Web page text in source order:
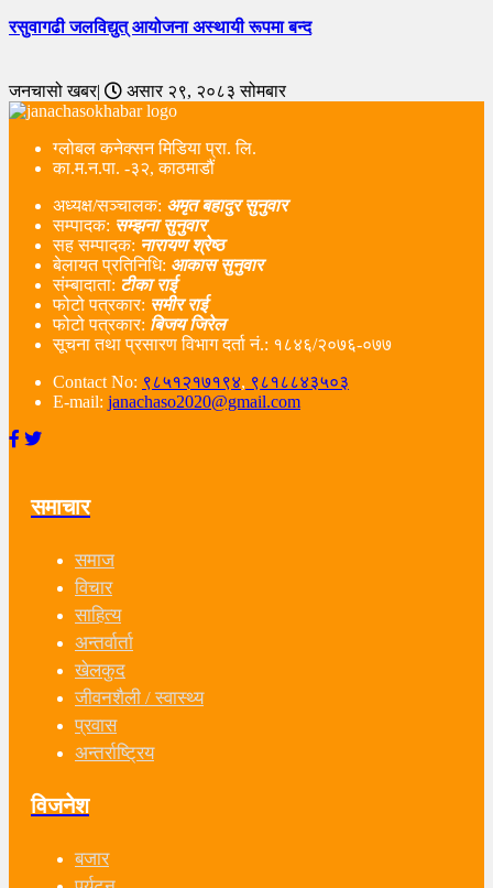
रसुवागढी जलविद्युत् आयोजना अस्थायी रूपमा बन्द
जनचासो खबर| असार २९, २०८३ सोमबार
ग्लोबल कनेक्सन मिडिया प्रा. लि.
का.म.न.पा. -३२, काठमाडौं
अध्यक्ष/सञ्चालक: अमृत बहादुर सुनुवार
सम्पादक: सम्झना सुनुवार
सह सम्पादक: नारायण श्रेष्ठ
बेलायत प्रतिनिधि: आकास सुनुवार
संम्बादाता: टीका राई
फोटो पत्रकार: समीर राई
फोटो पत्रकार: बिजय जिरेल
सूचना तथा प्रसारण विभाग दर्ता नं‌.: १८४६/२०७६-०७७
Contact No: ९८५१२१७१९४, ९८१८८४३५०३
E-mail: janachaso2020@gmail.com
समाचार
समाज
विचार
साहित्य
अन्तर्वार्ता
खेलकुद
जीवनशैली / स्वास्थ्य
प्रवास
अन्तर्राष्ट्रिय
विजनेश
बजार